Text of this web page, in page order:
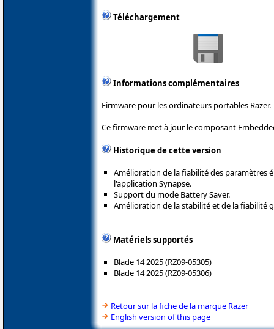
Téléchargement
Informations complémentaires
Firmware pour les ordinateurs portables Razer.
Ce firmware met à jour le composant
Historique de cette version
Amélioration de la fiabilité des paramètres
l'application Synapse.
Support du mode Battery Saver.
Amélioration de la stabilité et de la fiabilité
Matériels supportés
Blade 14 2025 (RZ09-05305)
Blade 14 2025 (RZ09-05306)
Retour sur la fiche de la marque Razer
English version of this page